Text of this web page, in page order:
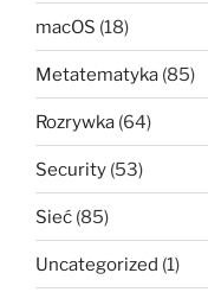
macOS (18)
Metatematyka (85)
Rozrywka (64)
Security (53)
Sieć (85)
Uncategorized (1)